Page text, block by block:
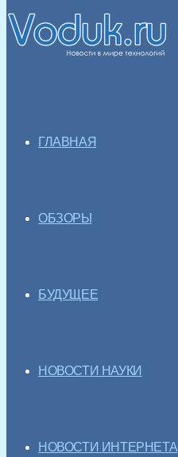
ГЛАВНАЯ
ОБЗОРЫ
БУДУЩЕЕ
НОВОСТИ НАУКИ
НОВОСТИ ИНТЕРНЕТА